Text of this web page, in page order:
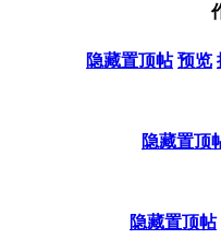
隐藏置顶帖 预览
隐藏置顶
隐藏置顶帖